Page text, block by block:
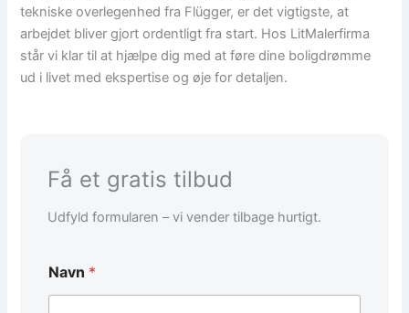
tekniske overlegenhed fra Flügger, er det vigtigste, at
arbejdet bliver gjort ordentligt fra start. Hos LitMalerfirma
står vi klar til at hjælpe dig med at føre dine boligdrømme
ud i livet med ekspertise og øje for detaljen.
Få et gratis tilbud
Udfyld formularen – vi vender tilbage hurtigt.
Navn *